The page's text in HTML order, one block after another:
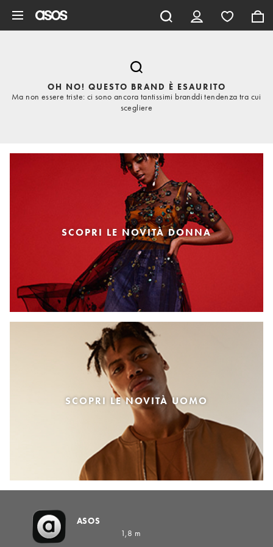
OH NO! QUESTO BRAND È ESAURITO
Ma non essere triste: ci sono ancora tantissimi branddi tendenza tra cui
scegliere
SCOPRI LE NOVITÀ DONNA
SCOPRI LE NOVITÀ UOMO
ASOS
1,8 m